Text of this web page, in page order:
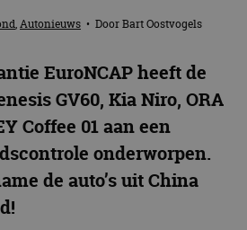
,Autonieuws • DoorBart Oostvogels
EuroNCAP heeft de
GV60, Kia Niro, ORA
Coffee 01 aan een
onderworpen.
de auto’s uit China